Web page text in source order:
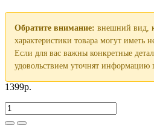
Обратите внимание: внешний вид,
характеристики товара могут иметь
Если для вас важны конкретные
удовольствием уточнят информацию
1399р.